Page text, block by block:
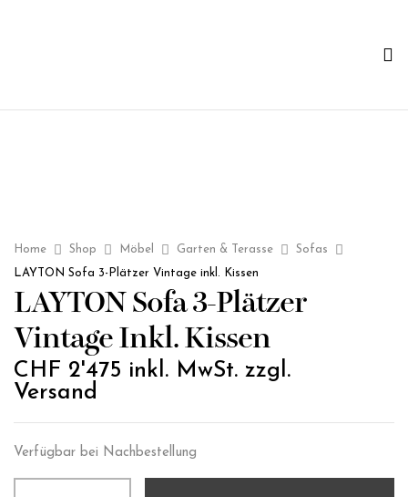
Home Shop Möbel Garten & Terasse
Sofas
LAYTON Sofa 3-Plätzer Vintage inkl. Kissen
LAYTON Sofa 3-Plätzer
Vintage Inkl. Kissen
CHF 2'475 inkl. MwSt. zzgl.
Versand
Verfügbar bei Nachbestellung